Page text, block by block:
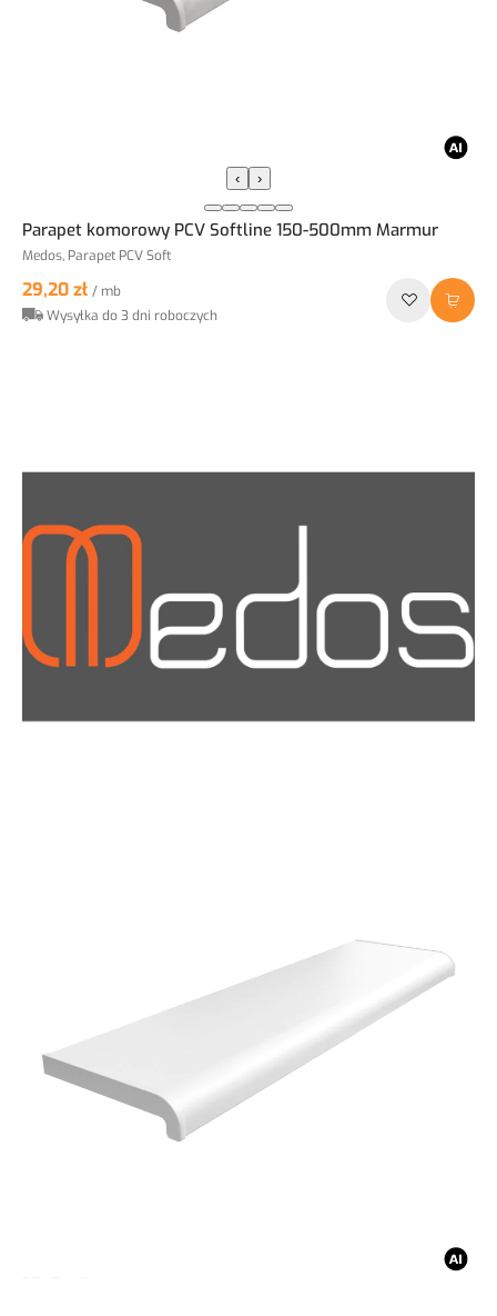
‹ ›
Parapet komorowy PCV Softline 150-500mm Marmur
Medos, Parapet PCV Soft
29,20 zł / mb
Wysyłka do 3 dni roboczych